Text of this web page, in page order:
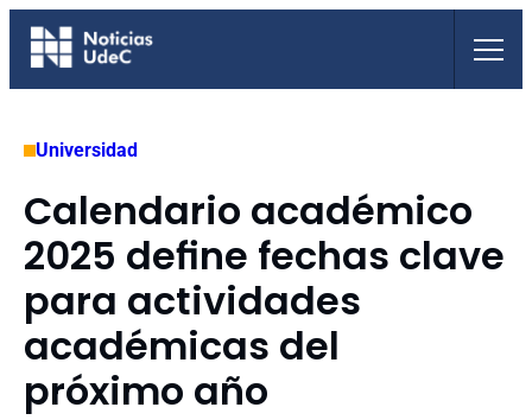
Saltar
Universidad
Calendario académico
2025 define fechas clave
para actividades
académicas del
próximo año